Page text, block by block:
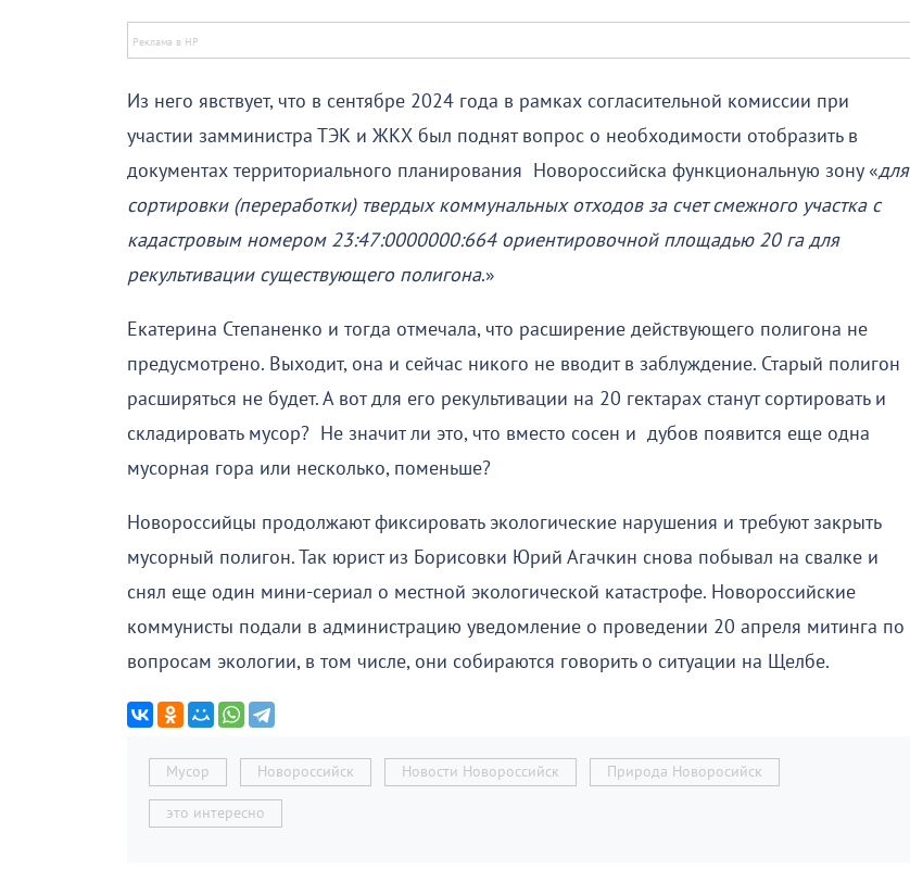
Из него явствует, что в сентябре 2024 года в рамках согласительной комиссии при
участии замминистра ТЭК и ЖКХ был поднят вопрос о необходимости отобразить в
документах территориального планирования Новороссийска функциональную зону «для
сортировки (переработки) твердых коммунальных отходов за счет смежного участка с
кадастровым номером 23:47:0000000:664 ориентировочной площадью 20 га для
рекультивации существующего полигона.»
Екатерина Степаненко и тогда отмечала, что расширение действующего полигона не
предусмотрено. Выходит, она и сейчас никого не вводит в заблуждение. Старый полигон
расширяться не будет. А вот для его рекультивации на 20 гектарах станут сортировать и
складировать мусор? Не значит ли это, что вместо сосен и дубов появится еще одна
мусорная гора или несколько, поменьше?
Новороссийцы продолжают фиксировать экологические нарушения и требуют закрыть
мусорный полигон. Так юрист из Борисовки Юрий Агачкин снова побывал на свалке и
снял еще один мини-сериал о местной экологической катастрофе. Новороссийские
коммунисты подали в администрацию уведомление о проведении 20 апреля митинга по
вопросам экологии, в том числе, они собираются говорить о ситуации на Щелбе.
Мусор Новороссийск Новости Новороссийск Природа Новоросийск
это интересно